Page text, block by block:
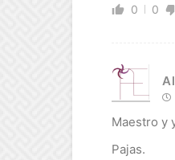
0 0
Maestro y
Pajas.